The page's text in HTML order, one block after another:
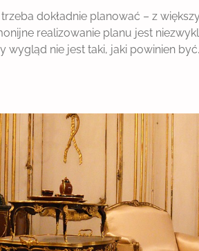
dokładnie planować – z
realizowanie planu jest
nie jest taki, jaki powinien